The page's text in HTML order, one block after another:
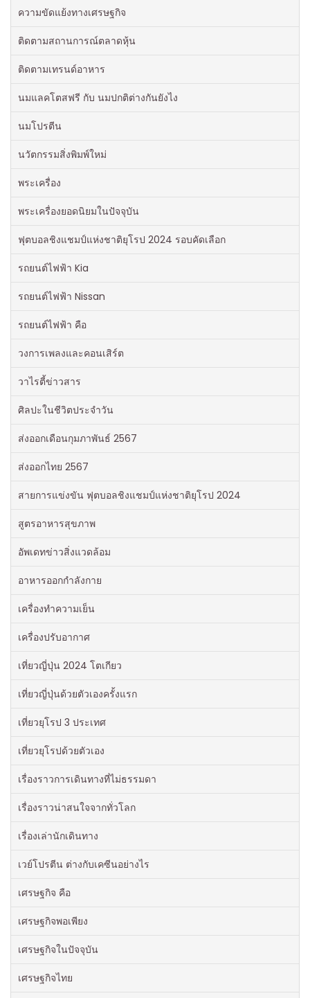
ความขัดแย้งทางเศรษฐกิจ
ติดตามสถานการณ์ตลาดหุ้น
ติดตามเทรนด์อาหาร
นมแลคโตสฟรี กับ นมปกติต่างกันยังไง
นมโปรตีน
นวัตกรรมสิ่งพิมพ์ใหม่
พระเครื่อง
พระเครื่องยอดนิยมในปัจจุบัน
ฟุตบอลชิงแชมป์แห่งชาติยุโรป 2024 รอบคัดเลือก
รถยนต์ไฟฟ้า Kia
รถยนต์ไฟฟ้า Nissan
รถยนต์ไฟฟ้า คือ
วงการเพลงและคอนเสิร์ต
วาไรตี้ข่าวสาร
ศิลปะในชีวิตประจำวัน
ส่งออกเดือนกุมภาพันธ์ 2567
ส่งออกไทย 2567
สายการแข่งขัน ฟุตบอลชิงแชมป์แห่งชาติยุโรป 2024
สูตรอาหารสุขภาพ
อัพเดทข่าวสิ่งแวดล้อม
อาหารออกกําลังกาย
เครื่องทำความเย็น
เครื่องปรับอากาศ
เที่ยวญี่ปุ่น 2024 โตเกียว
เที่ยวญี่ปุ่นด้วยตัวเองครั้งแรก
เที่ยวยุโรป 3 ประเทศ
เที่ยวยุโรปด้วยตัวเอง
เรื่องราวการเดินทางที่ไม่ธรรมดา
เรื่องราวน่าสนใจจากทั่วโลก
เรื่องเล่านักเดินทาง
เวย์โปรตีน ต่างกับเคซีนอย่างไร
เศรษฐกิจ คือ
เศรษฐกิจพอเพียง
เศรษฐกิจในปัจจุบัน
เศรษฐกิจไทย